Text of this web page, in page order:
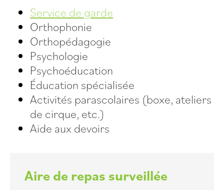
Service de garde
Orthophonie
Orthopédagogie
Psychologie
Psychoéducation
Éducation spécialisée
Activités parascolaires (boxe, ateliers
de cirque, etc.)
Aide aux devoirs
Aire de repas surveillée